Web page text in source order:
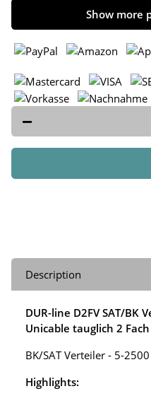
Show more
Description
DUR-line D2FV SAT/BK
Unicable tauglich 2 Fach
BK/SAT Verteiler - 5-
Highlights: